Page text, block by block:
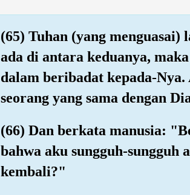
(65) Tuhan (yang
ada di antara keduanya,
dalam beribadat kepada-
seorang yang sama dengan
(66) Dan berkata manusia:
bahwa aku sungguh-
kembali?"